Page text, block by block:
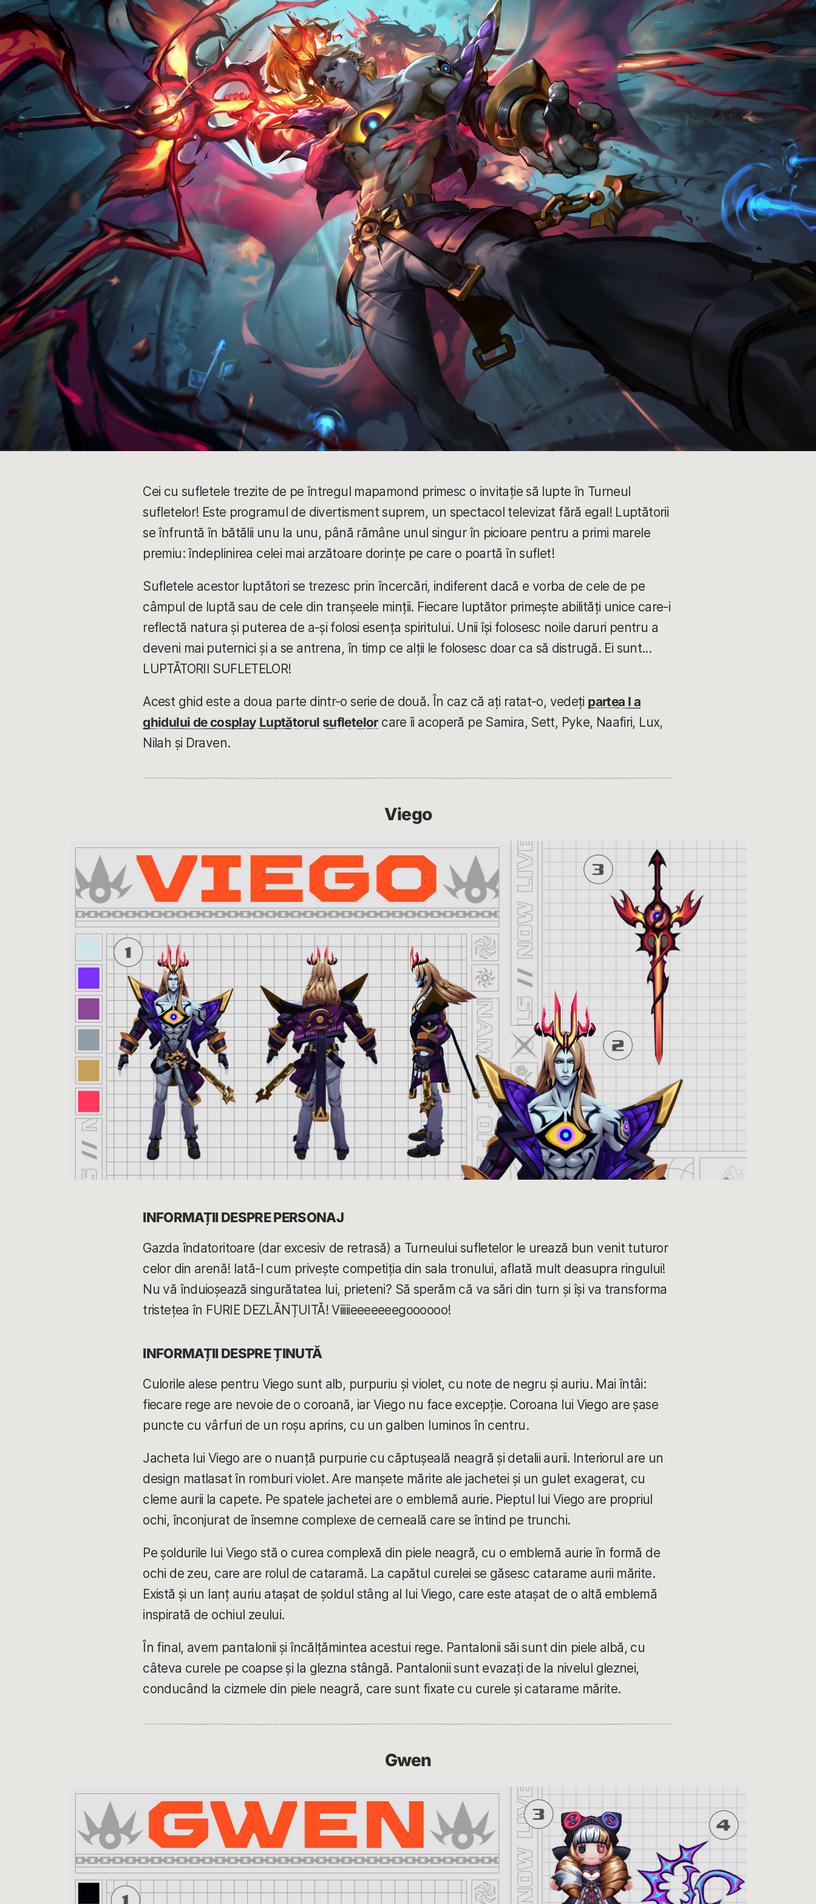
Cei cu sufletele trezite de pe întregul mapamond primesc o invitație să lupte în Turneul
sufletelor! Este programul de divertisment suprem, un spectacol televizat fără egal! Luptătorii
se înfruntă în bătălii unu la unu, până rămâne unul singur în picioare pentru a primi marele
premiu: îndeplinirea celei mai arzătoare dorințe pe care o poartă în suflet!
Sufletele acestor luptători se trezesc prin încercări, indiferent dacă e vorba de cele de pe
câmpul de luptă sau de cele din tranșeele minții. Fiecare luptător primește abilități unice care-i
reflectă natura și puterea de a-și folosi esența spiritului. Unii își folosesc noile daruri pentru a
deveni mai puternici și a se antrena, în timp ce alții le folosesc doar ca să distrugă. Ei sunt...
LUPTĂTORII SUFLETELOR!
Acest ghid este a doua parte dintr-o serie de două. În caz că ați ratat-o, vedeți partea I a
ghidului de cosplay Luptătorul sufletelorcare îi acoperă pe Samira, Sett, Pyke, Naafiri, Lux,
Nilah și Draven.
Viego
INFORMAȚII DESPRE PERSONAJ
Gazda îndatoritoare (dar excesiv de retrasă) a Turneului sufletelor le urează bun venit tuturor
celor din arenă! Iată-l cum privește competiția din sala tronului, aflată mult deasupra ringului!
Nu vă înduioșează singurătatea lui, prieteni? Să sperăm că va sări din turn și își va transforma
tristețea în FURIE DEZLĂNȚUITĂ! Viiiiieeeeeeegoooooo!
INFORMAȚII DESPRE ȚINUTĂ
Culorile alese pentru Viego sunt alb, purpuriu și violet, cu note de negru și auriu. Mai întâi:
fiecare rege are nevoie de o coroană, iar Viego nu face excepție. Coroana lui Viego are șase
puncte cu vârfuri de un roșu aprins, cu un galben luminos în centru.
Jacheta lui Viego are o nuanță purpurie cu căptușeală neagră și detalii aurii. Interiorul are un
design matlasat în romburi violet. Are manșete mărite ale jachetei și un gulet exagerat, cu
cleme aurii la capete. Pe spatele jachetei are o emblemă aurie. Pieptul lui Viego are propriul
ochi, înconjurat de însemne complexe de cerneală care se întind pe trunchi.
Pe șoldurile lui Viego stă o curea complexă din piele neagră, cu o emblemă aurie în formă de
ochi de zeu, care are rolul de cataramă. La capătul curelei se găsesc catarame aurii mărite.
Există și un lanț auriu atașat de șoldul stâng al lui Viego, care este atașat de o altă emblemă
inspirată de ochiul zeului.
În final, avem pantalonii și încălțămintea acestui rege. Pantalonii săi sunt din piele albă, cu
câteva curele pe coapse și la glezna stângă. Pantalonii sunt evazați de la nivelul gleznei,
conducând la cizmele din piele neagră, care sunt fixate cu curele și catarame mărite.
Gwen